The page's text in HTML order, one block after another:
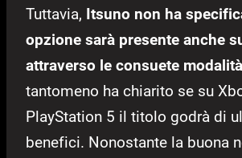
Tuttavia, Itsuno non ha
opzione sarà presente anche
attraverso le consuete
tantomeno ha chiarito se su
PlayStation 5 il titolo godrà di
benefici. Nonostante la buona